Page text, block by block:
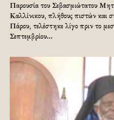
Παρουσία του Σεβασμιώτατου
Καλλίνικου, πλήθους πιστών και
Πάρου, τελέστηκε λίγο πριν το
Σεπτεμβρίου...